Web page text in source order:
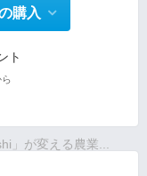
購入
ト
」が変える農業...